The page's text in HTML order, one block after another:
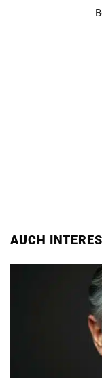
Teddy Spegel
Entdecken Sie
und Biographie